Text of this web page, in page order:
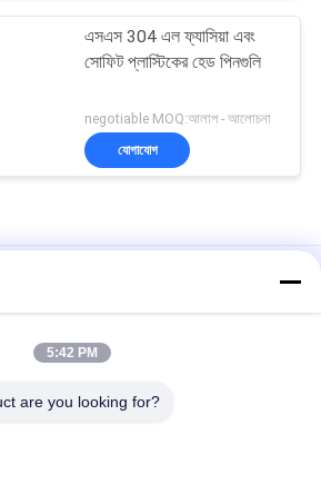
এসএস 304 এল ফ্যাসিয়া এবং
সোফিট প্লাস্টিকের হেড পিনগুলি
negotiable MOQ:আলাপ - আলোচনা
যোগাযোগ
হেড পেরেকগুলি নির্মাণ এবং ক্ল্যাডিংয়ের জন্য
রিং শঙ্ক প্লাস্টিক ক্যাপ ছাদ নখ স্টেইনলেস স্টিল এ 4
5:42 PM
are you looking for?